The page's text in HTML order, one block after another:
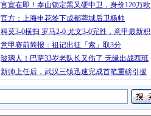
官宣在即！泰山锁定黑又硬中卫，身价120万欧
官方：上海申花签下成都蓉城后卫杨帅
科莫3-0横扫 罗马2-0 尤文3-0完胜，意甲最新积
意甲赛前简报：祖记出征「索」取3分
玻璃人！巴萨33岁老队长又伤了 无缘出战西班
新帅上任后，武汉三镇迅速完成首笔重磅引援